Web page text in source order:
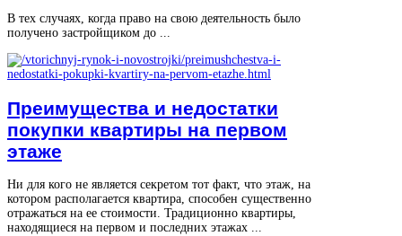
В тех случаях, когда право на свою деятельность было
получено застройщиком до ...
Преимущества и недостатки
покупки квартиры на первом
этаже
Ни для кого не является секретом тот факт, что этаж, на
котором располагается квартира, способен существенно
отражаться на ее стоимости. Традиционно квартиры,
находящиеся на первом и последних этажах ...